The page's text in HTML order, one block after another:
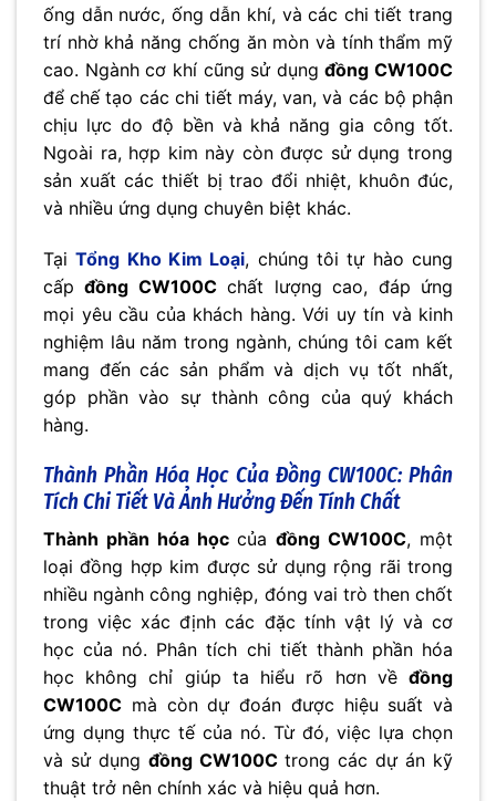
ống dẫn nước, ống dẫn khí, và các chi tiết trang
trí nhờ khả năng chống ăn mòn và tính thẩm mỹ
cao. Ngành cơ khí cũng sử dụngđồng CW100C
để chế tạo các chi tiết máy, van, và các bộ phận
chịu lực do độ bền và khả năng gia công tốt.
Ngoài ra, hợp kim này còn được sử dụng trong
sản xuất các thiết bị trao đổi nhiệt, khuôn đúc,
và nhiều ứng dụng chuyên biệt khác.
TạiTổng Kho Kim Loại, chúng tôi tự hào cung
cấpđồng CW100Cchất lượng cao, đáp ứng
mọi yêu cầu của khách hàng. Với uy tín và kinh
nghiệm lâu năm trong ngành, chúng tôi cam kết
mang đến các sản phẩm và dịch vụ tốt nhất,
góp phần vào sự thành công của quý khách
hàng.
Thành Phần Hóa Học Của Đồng CW100C: Phân
Tích Chi Tiết Và Ảnh Hưởng Đến Tính Chất
Thành phần hóa họccủađồng CW100C, một
loại đồng hợp kim được sử dụng rộng rãi trong
nhiều ngành công nghiệp, đóng vai trò then chốt
trong việc xác định các đặc tính vật lý và cơ
học của nó. Phân tích chi tiết thành phần hóa
học không chỉ giúp ta hiểu rõ hơn về đồng
CW100C mà còn dự đoán được hiệu suất và
ứng dụng thực tế của nó. Từ đó, việc lựa chọn
và sử dụng đồng CW100Ctrong các dự án kỹ
thuật trở nên chính xác và hiệu quả hơn.